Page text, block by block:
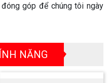
góp để chúng tôi ngày
NĂNG